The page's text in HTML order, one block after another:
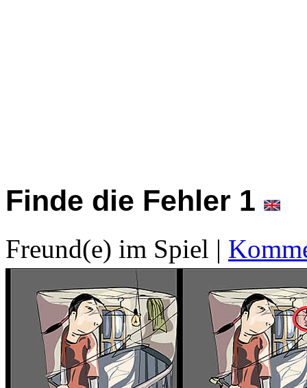
Finde die Fehler 1
Freund(e) im Spiel |